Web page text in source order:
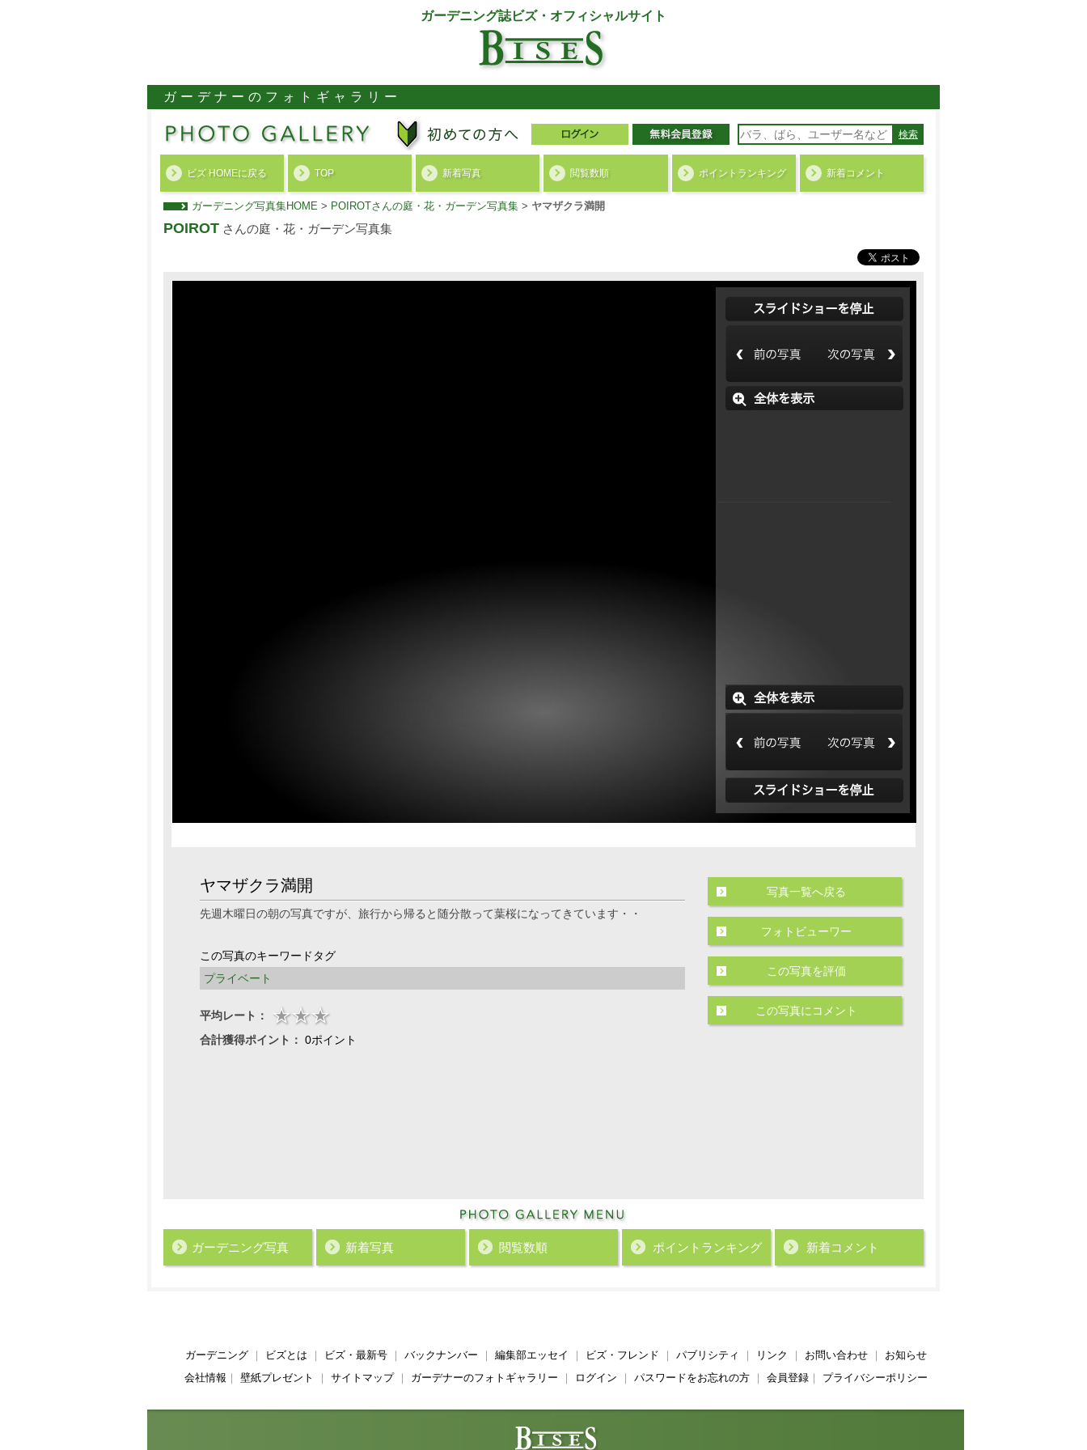
ガーデニング誌ビズ・オフィシャルサイト
ガーデナーのフォトギャラリー
検索
ビズ HOMEに戻る TOP 新着写真 閲覧数順 ポイント ランキング 新着コメント
ガーデニング写真集HOME > POIROTさんの庭・花・ガーデン写真集 > ヤマザクラ満開
POIROT さんの庭・花・ガーデン写真集
ヤマザクラ満開
先週木曜日の朝の写真ですが、旅行から帰ると随分散って葉桜になってきています・・
この写真のキーワードタグ
プライベート
平均レート：
合計獲得ポイント： 0ポイント
写真一覧へ戻る
フォトビューワー
この写真を評価
この写真にコメント
ガーデニング写真 新着写真 閲覧数順 ポイント ランキング 新着コメント
ガーデニング｜ ビズとは ビズ・最新号｜ バックナンバー 編集部エッセイ ビズ・フレンド パブリシティ リンク お問い合わせ｜ お知らせ
会社情報
壁紙プレゼント サイトマップ｜ ガーデナーのフォトギャラリー ログイン パスワードをお忘れの方｜ 会員登録｜ プライバシーポリシー